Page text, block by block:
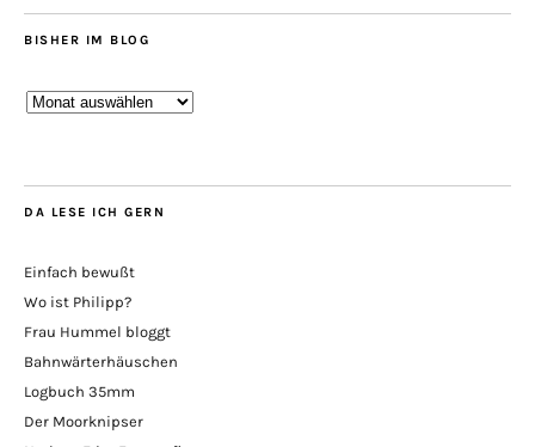
BISHER IM BLOG
Bisher
DA LESE ICH GERN
Einfach bewußt
Wo ist Philipp?
Frau Hummel bloggt
Bahnwärterhäuschen
Logbuch 35mm
Der Moorknipser